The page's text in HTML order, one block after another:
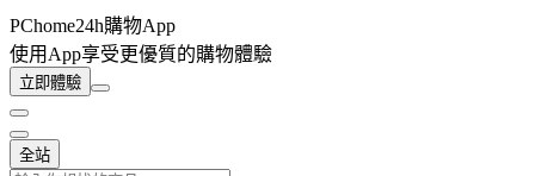
PChome24h購物App
使用App享受更優質的購物體驗
立即體驗
全站